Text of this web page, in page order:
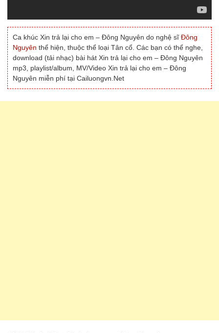
Ca khúc Xin trả lại cho em – Đông Nguyên do nghệ sĩĐông
Nguyên thể hiện, thuộc thể loại Tân cổ. Các bạn có thể nghe,
download (tải nhạc) bài hát Xin trả lại cho em – Đông Nguyên
mp3, playlist/album, MV/Video Xin trả lại cho em – Đông
Nguyên miễn phí tại Cailuongvn.Net